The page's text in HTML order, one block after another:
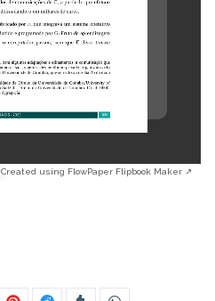
Created using FlowPaper Flipbook Maker ↗